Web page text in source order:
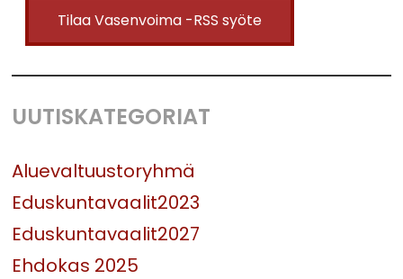
Tilaa Vasenvoima -RSS syöte
UUTISKATEGORIAT
Aluevaltuustoryhmä
Eduskuntavaalit2023
Eduskuntavaalit2027
Ehdokas 2025